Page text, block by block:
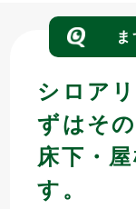
シロア
ずはそ
床下・
す。